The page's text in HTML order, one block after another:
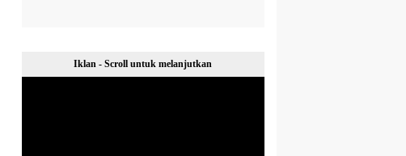
Iklan - Scroll untuk melanjutkan